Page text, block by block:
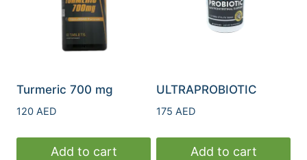
Turmeric 700 mg
120 AED
Add to cart
ULTRAPROBIOTIC
175 AED
Add to cart